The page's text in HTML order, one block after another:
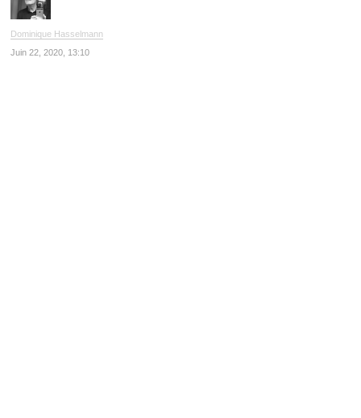
Dominique Hasselmann
Juin 22, 2020, 13:10